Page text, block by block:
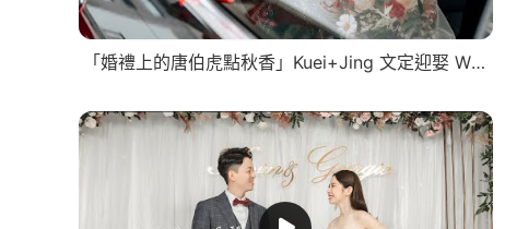
「婚禮上的唐伯虎點秋香」Kuei+Jing 文定迎娶 WEDDING 迪倫婚禮攝影團隊